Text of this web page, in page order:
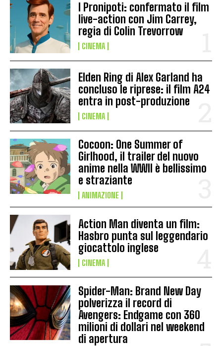
I Pronipoti: confermato il film
live-action con Jim Carrey,
regia di Colin Trevorrow
CINEMA
Elden Ring di Alex Garland ha
concluso le riprese: il film A24
entra in post-produzione
CINEMA
Cocoon: One Summer of
Girlhood, il trailer del nuovo
anime nella WWII è bellissimo
e straziante
ANIMAZIONE
Action Man diventa un film:
Hasbro punta sul leggendario
giocattolo inglese
CINEMA
Spider-Man: Brand New Day
polverizza il record di
Avengers: Endgame con 360
milioni di dollari nel weekend
di apertura